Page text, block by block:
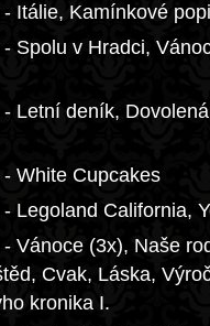
Itálie, Kamínkové
Spolu v Hradci,
Letní deník,
White Cupcakes
Legoland California,
Vánoce (3x), Naše
Cvak, Láska,
kronika I.